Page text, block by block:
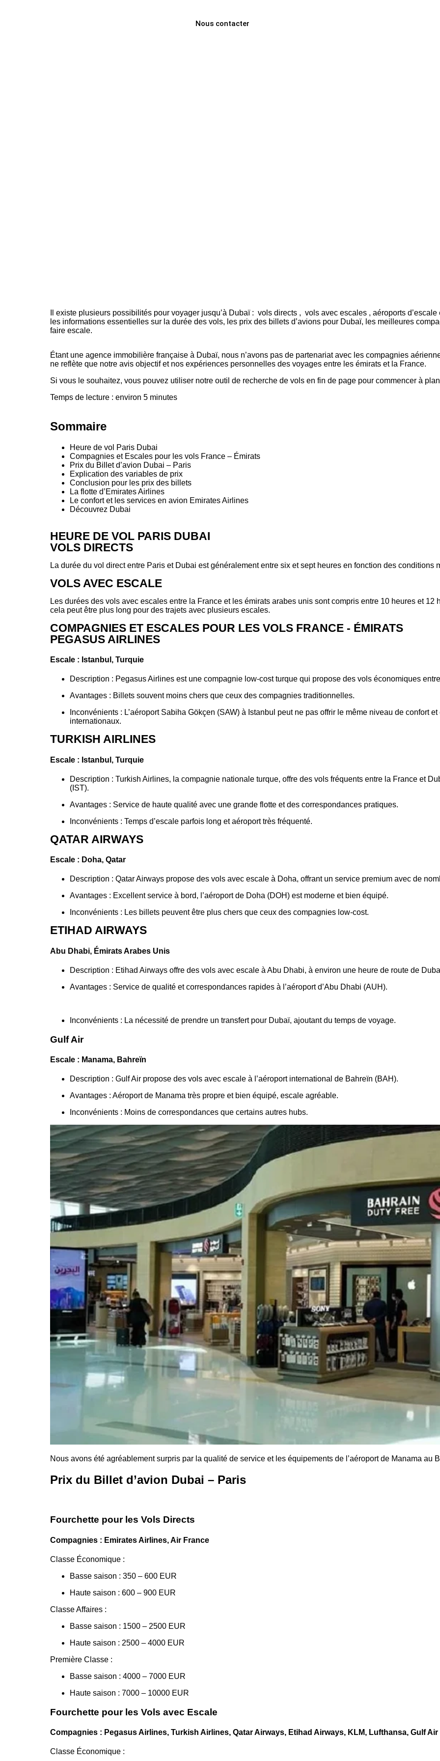
Nous contacter
Il existe plusieurs possibilités pour voyager jusqu’à Dubaï : vols directs , vols avec escales , aéroports
les informations essentielles sur la durée des vols, les prix des billets d’avions pour Dubaï, les meilleures
faire escale.
Étant une agence immobilière française à Dubaï, nous n’avons pas de partenariat avec les compagnies
ne reflète que notre avis objectif et nos expériences personnelles des voyages entre les émirats et la France.
Si vous le souhaitez, vous pouvez utiliser notre outil de recherche de vols en fin de page pour commencer à
Temps de lecture : environ 5 minutes
Sommaire
Heure de vol Paris Dubai
Compagnies et Escales pour les vols France – Émirats
Prix du Billet d’avion Dubai – Paris
Explication des variables de prix
Conclusion pour les prix des billets
La flotte d’Emirates Airlines
Le confort et les services en avion Emirates Airlines
Découvrez Dubai
HEURE DE VOL PARIS DUBAI
VOLS DIRECTS
La durée du vol direct entre Paris et Dubai est généralemententre six et sept heures en fonction des conditions
VOLS AVEC ESCALE
Les durées des vols avec escales entre la France et les émirats arabes unis sont compris entre 10 heures et 12
cela peut être plus long pour des trajets avec plusieurs escales.
COMPAGNIES ET ESCALES POUR LES VOLS FRANCE - ÉMIRATS
PEGASUS AIRLINES
Escale : Istanbul, Turquie
Description : Pegasus Airlines est une compagnie low-cost turque qui propose des vols économiques
Avantages : Billets souvent moins chers que ceux des compagnies traditionnelles.
Inconvénients : L’aéroport Sabiha Gökçen (SAW) à Istanbul peut ne pas offrir le même niveau de confort
internationaux.
TURKISH AIRLINES
Escale : Istanbul, Turquie
Description : Turkish Airlines, la compagnie nationale turque, offre des vols fréquents entre la France et
(IST).
Avantages : Service de haute qualité avec une grande flotte et des correspondances pratiques.
Inconvénients : Temps d’escale parfois long et aéroport très fréquenté.
QATAR AIRWAYS
Escale : Doha, Qatar
Description : Qatar Airways propose des vols avec escale à Doha, offrant un service premium avec de
Avantages : Excellent service à bord, l’aéroport de Doha (DOH) est moderne et bien équipé.
Inconvénients : Les billets peuvent être plus chers que ceux des compagnies low-cost.
ETIHAD AIRWAYS
Abu Dhabi, Émirats Arabes Unis
Description : Etihad Airways offre des vols avec escale à Abu Dhabi, à environ une heure de route de
Avantages : Service de qualité et correspondances rapides à l’aéroport d’Abu Dhabi (AUH).
Inconvénients : La nécessité de prendre un transfert pour Dubaï, ajoutant du temps de voyage.
Gulf Air
Escale : Manama, Bahreïn
Description : Gulf Air propose des vols avec escale à l’aéroport international de Bahreïn (BAH).
Avantages : Aéroport de Manama très propre et bien équipé, escale agréable.
Inconvénients : Moins de correspondances que certains autres hubs.
Nous avons été agréablement surpris par la qualité de service et les équipements de l’aéroport de Manama au
Prix du Billet d’avion Dubai – Paris
Fourchette pour les Vols Directs
Compagnies : Emirates Airlines, Air France
Classe Économique :
Basse saison : 350 – 600 EUR
Haute saison : 600 – 900 EUR
Classe Affaires :
Basse saison : 1500 – 2500 EUR
Haute saison : 2500 – 4000 EUR
Première Classe :
Basse saison : 4000 – 7000 EUR
Haute saison : 7000 – 10000 EUR
Fourchette pour les Vols avec Escale
Compagnies : Pegasus Airlines, Turkish Airlines, Qatar Airways, Etihad Airways, KLM, Lufthansa, Gulf Air
Classe Économique :